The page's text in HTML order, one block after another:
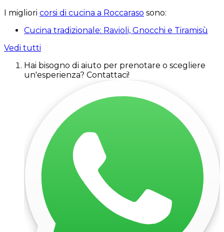
I migliori corsi di cucina a Roccaraso sono:
Cucina tradizionale: Ravioli, Gnocchi e Tiramisù
Vedi tutti
Hai bisogno di aiuto per prenotare o scegliere
un'esperienza? Contattaci!